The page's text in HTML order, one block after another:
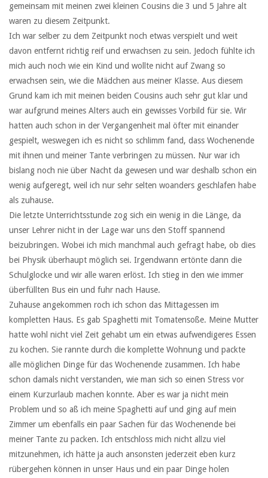
gemeinsam mit meinen zwei kleinen Cousins die 3 und 5 Jahre alt
waren zu diesem Zeitpunkt.
Ich war selber zu dem Zeitpunkt noch etwas verspielt und weit
davon entfernt richtig reif und erwachsen zu sein. Jedoch fühlte ich
mich auch noch wie ein Kind und wollte nicht auf Zwang so
erwachsen sein, wie die Mädchen aus meiner Klasse. Aus diesem
Grund kam ich mit meinen beiden Cousins auch sehr gut klar und
war aufgrund meines Alters auch ein gewisses Vorbild für sie. Wir
hatten auch schon in der Vergangenheit mal öfter mit einander
gespielt, weswegen ich es nicht so schlimm fand, dass Wochenende
mit ihnen und meiner Tante verbringen zu müssen. Nur war ich
bislang noch nie über Nacht da gewesen und war deshalb schon ein
wenig aufgeregt, weil ich nur sehr selten woanders geschlafen habe
als zuhause.
Die letzte Unterrichtsstunde zog sich ein wenig in die Länge, da
unser Lehrer nicht in der Lage war uns den Stoff spannend
beizubringen. Wobei ich mich manchmal auch gefragt habe, ob dies
bei Physik überhaupt möglich sei. Irgendwann ertönte dann die
Schulglocke und wir alle waren erlöst. Ich stieg in den wie immer
überfüllten Bus ein und fuhr nach Hause.
Zuhause angekommen roch ich schon das Mittagessen im
kompletten Haus. Es gab Spaghetti mit Tomatensoße. Meine Mutter
hatte wohl nicht viel Zeit gehabt um ein etwas aufwendigeres Essen
zu kochen. Sie rannte durch die komplette Wohnung und packte
alle möglichen Dinge für das Wochenende zusammen. Ich habe
schon damals nicht verstanden, wie man sich so einen Stress vor
einem Kurzurlaub machen konnte. Aber es war ja nicht mein
Problem und so aß ich meine Spaghetti auf und ging auf mein
Zimmer um ebenfalls ein paar Sachen für das Wochenende bei
meiner Tante zu packen. Ich entschloss mich nicht allzu viel
mitzunehmen, ich hätte ja auch ansonsten jederzeit eben kurz
rübergehen können in unser Haus und ein paar Dinge holen